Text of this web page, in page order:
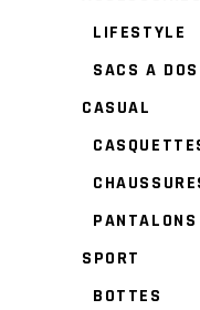
LIFESTYLE
SACS A
CASUAL
SPORT
BOTTES